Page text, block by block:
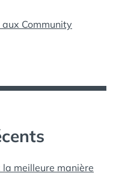
aux Community
la meilleure manière